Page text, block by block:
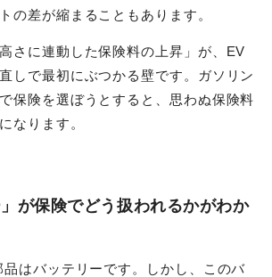
の差が縮まることもあります。
さに連動した保険料の上昇」が、EV
しで最初にぶつかる壁です。ガソリン
保険を選ぼうとすると、思わぬ保険料
なります。
」が保険でどう扱われるかがわか
はバッテリーです。しかし、このバ